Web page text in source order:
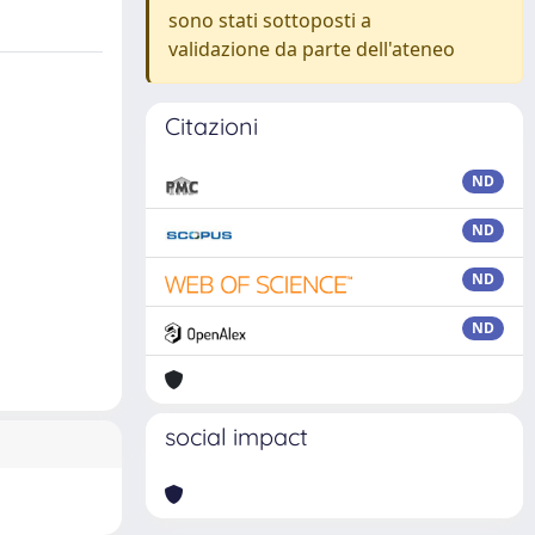
sono stati sottoposti a
validazione da parte dell'ateneo
Citazioni
ND
ND
ND
ND
social impact